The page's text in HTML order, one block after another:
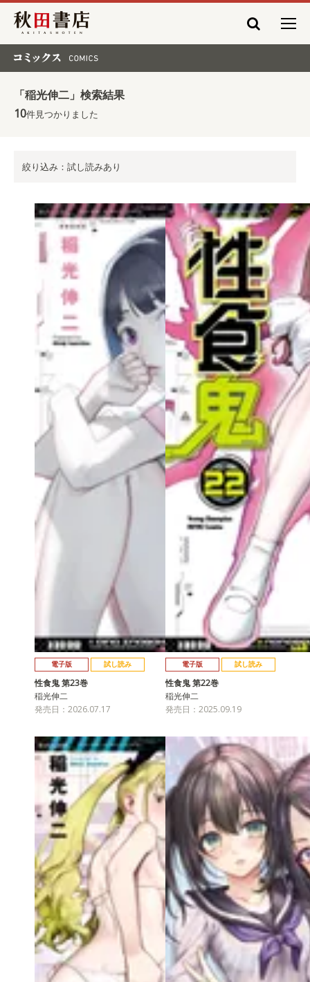
秋田書店
「稲光伸二」検索結果
10件見つかりました
絞り込み：試し読みあり
電子版 試し読み
性食鬼 第23巻
稲光伸二
発売日：2026.07.17
電子版 試し読み
性食鬼 第22巻
稲光伸二
発売日：2025.09.19